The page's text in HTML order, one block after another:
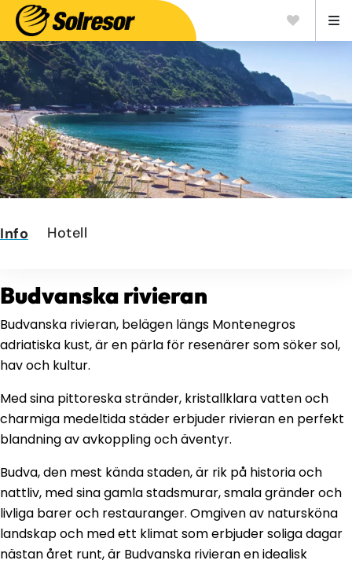
Info Hotell
Budvanska rivieran
Budvanska rivieran, belägen längs Montenegros
adriatiska kust, är en pärla för resenärer som söker sol,
hav och kultur.
Med sina pittoreska stränder, kristallklara vatten och
charmiga medeltida städer erbjuder rivieran en perfekt
blandning av avkoppling och äventyr.
Budva, den mest kända staden, är rik på historia och
nattliv, med sina gamla stadsmurar, smala gränder och
livliga barer och restauranger. Omgiven av natursköna
landskap och med ett klimat som erbjuder soliga dagar
nästan året runt, är Budvanska rivieran en idealisk